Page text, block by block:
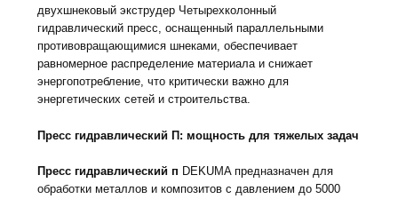
двухшнековый экструдер Четырехколонный
гидравлический пресс, оснащенный параллельными
противовращающимися шнеками, обеспечивает
равномерное распределение материала и снижает
энергопотребление, что критически важно для
энергетических сетей и строительства.
Пресс гидравлический П: мощность для тяжелых задач
Пресс гидравлический п DEKUMA предназначен для
обработки металлов и композитов с давлением до 5000